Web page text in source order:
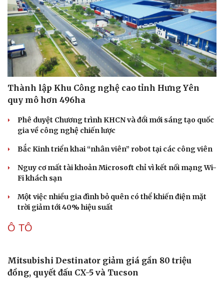
Sức khỏe
Cây thuốc
Sản phụ khoa
Nam khoa
Làm đẹp - giảm cân
Phòng mạch online
Đời sống
Nhà đẹp
Blog
Thành lập Khu Công nghệ cao tỉnh Hưng Yên
quy mô hơn 496ha
Phê duyệt Chương trình KHCN và đổi mới sáng tạo quốc
gia về công nghệ chiến lược
Bắc Kinh triển khai “nhân viên” robot tại các công viên
Nguy cơ mất tài khoản Microsoft chỉ vì kết nối mạng Wi-
Fi khách sạn
Một việc nhiều gia đình bỏ quên có thể khiến điện mặt
trời giảm tới 40% hiệu suất
Ô TÔ